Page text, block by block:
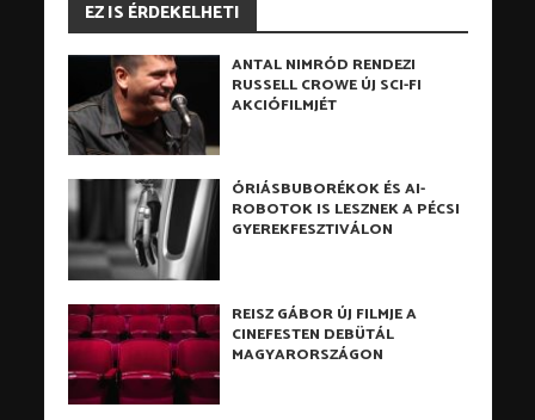
EZ IS ÉRDEKELHETI
ANTAL NIMRÓD RENDEZI
RUSSELL CROWE ÚJ SCI-FI
AKCIÓFILMJÉT
ÓRIÁSBUBORÉKOK ÉS AI-
ROBOTOK IS LESZNEK A PÉCSI
GYEREKFESZTIVÁLON
REISZ GÁBOR ÚJ FILMJE A
CINEFESTEN DEBÜTÁL
MAGYARORSZÁGON